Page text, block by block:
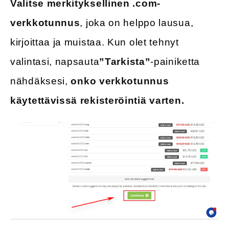
Valitse merkityksellinen .com-
verkkotunnus, joka on helppo lausua,
kirjoittaa ja muistaa. Kun olet tehnyt
valintasi, napsauta”Tarkista”-painiketta
nähdäksesi,onko verkkotunnus
käytettävissä rekisteröintiä varten.